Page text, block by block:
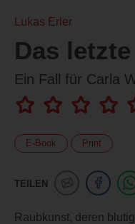
Lukas Erler
Das
Ein Fall für Carla
E-Book Print
TEILEN
Raubkunst, deren